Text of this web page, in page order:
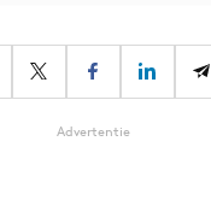
Advertentie